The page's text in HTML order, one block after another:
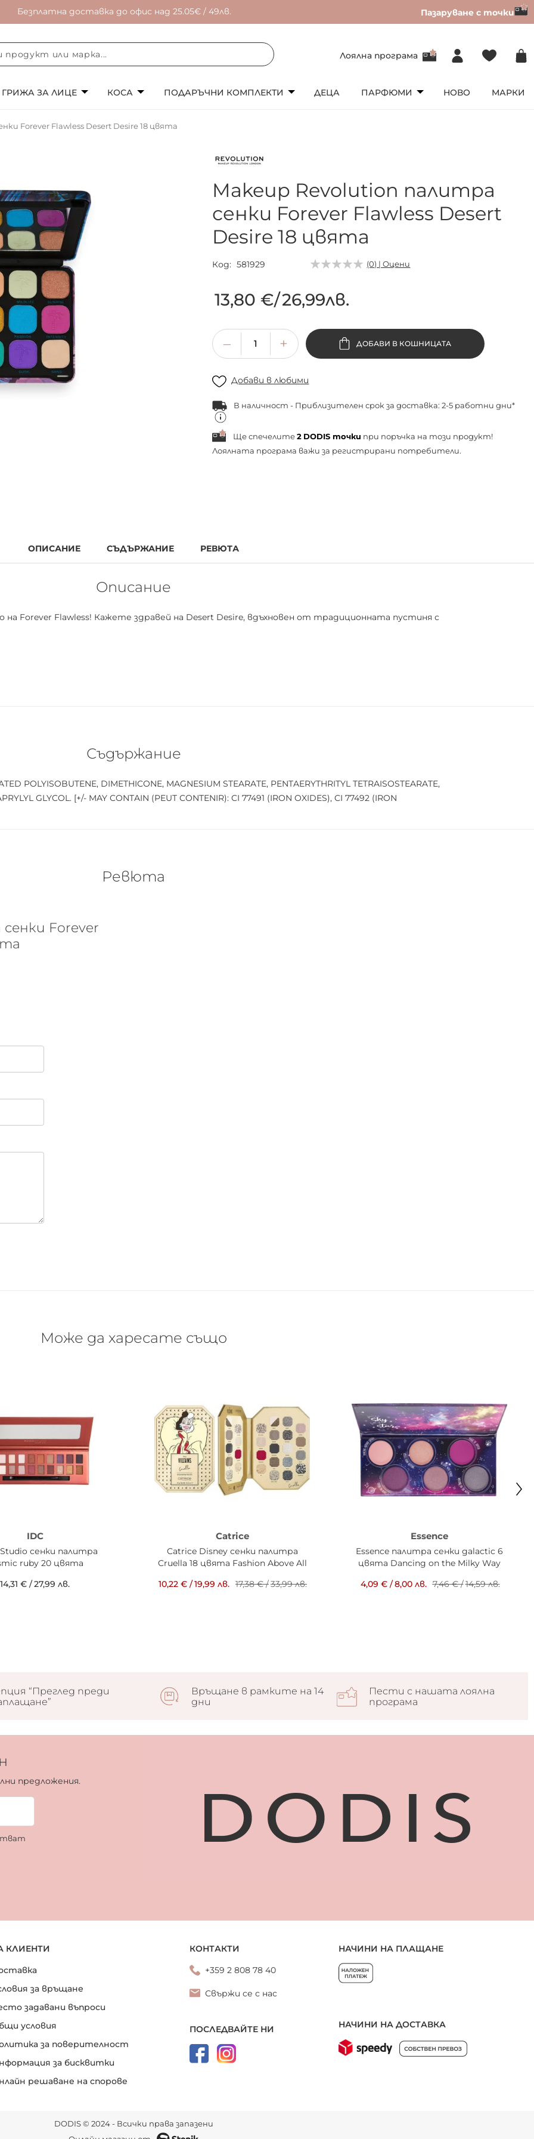
Безплатна доставка до офис над 25.05€ / 49лв. Пазаруване с точки
Лоялна програма
ГРИЖА ЗА ЛИЦЕ КОСА ПОДАРЪЧНИ КОМПЛЕКТИ ДЕЦА ПАРФЮМИ НОВО МАРКИ
Forever Flawless Desert Desire 18 цвята
Makeup Revolution палитра
сенки Forever Flawless Desert
Desire 18 цвята
Код 581929 (0) | Оцени
13,80 €/26,99лв.
ДОБАВИ В КОШНИЦАТА
Добави в любими
В наличност - Приблизителен срок за доставка: 2-5 работни дни*
Ще спечелите 2 DODIS точки при поръчка на този продукт!
Лоялната програма важи за регистрирани потребители.
ОПИСАНИЕ СЪДЪРЖАНИЕ РЕВЮТА
Описание
Forever Flawless! Кажете здравей на Desert Desire, вдъхновен от традиционната пустиня с
Съдържание
POLYISOBUTENE, DIMETHICONE, MAGNESIUM STEARATE, PENTAERYTHRITYL TETRAISOSTEARATE,
GLYCOL. [+/- MAY CONTAIN (PEUT CONTENIR): CI 77491 (IRON OXIDES), CI 77492 (IRON
Ревюта
Forever
Може да харесате също
IDC
сенки палитра
ruby 20 цвята
14,31 € /27,99 лв.
Catrice
Catrice Disney сенки палитра
Cruella 18 цвята Fashion Above All
10,22 € /19,99 лв. 17,38 €/33,99 лв.
Essence
Essence палитра сенки galactic 6
цвята Dancing on the Milky Way
4,09 €/8,00 лв. 7,46 €/14,59 лв.
“Преглед преди
Връщане в рамките на 14
дни
Пести с нашата лоялна
програма
предложения.
КЛИЕНТИ
за връщане
задавани въпроси
условия
за поверителност
за бисквитки
решаване на спорове
КОНТАКТИ
+359 2 808 78 40
Свържи се с нас
ПОСЛЕДВАЙТЕ НИ
НАЧИНИ НА ПЛАЩАНЕ
НАЧИНИ НА ДОСТАВКА
DODIS © 2024 - Всички права запазени